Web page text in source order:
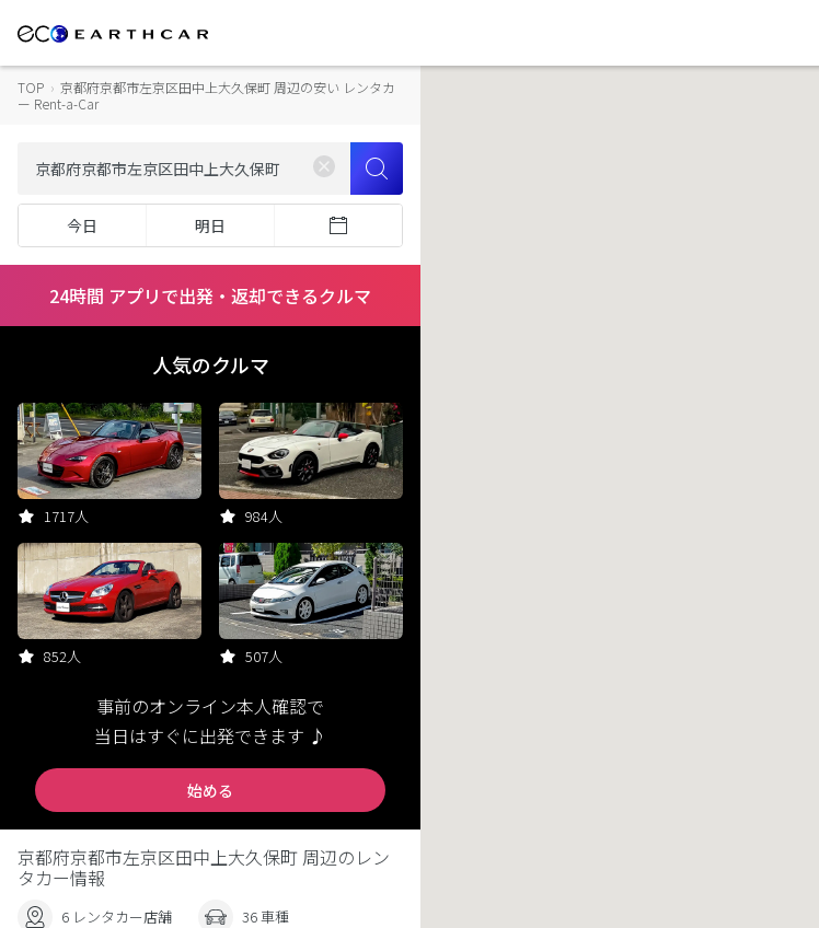
TOP › 京都府京都市左京区田中上大久保町 周辺の安い レンタカ
ー Rent-a-Car
今日 明日
24時間 アプリで出発・返却できるクルマ
人気のクルマ
1717人 984人
852人 507人
事前のオンライン本人確認で
当日はすぐに出発できます ♪
始める
京都府京都市左京区田中上大久保町 周辺のレン
タカー情報
6 レンタカー店舗 36 車種